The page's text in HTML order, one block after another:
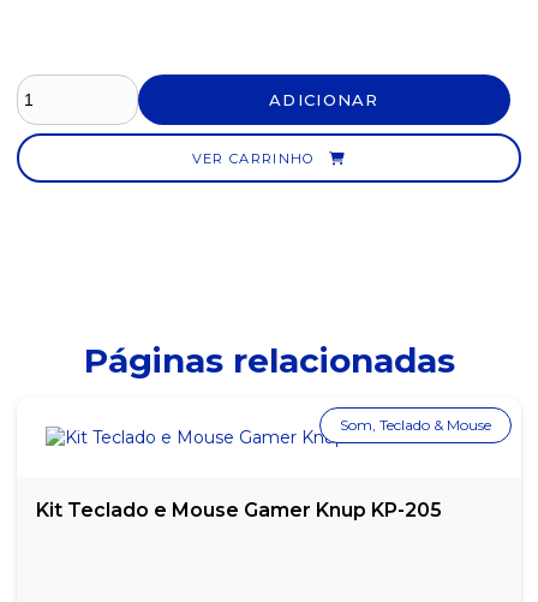
ADICIONAR
VER CARRINHO
Páginas relacionadas
Kit Teclado e Mouse Gamer Knup KP-205
Som, Teclado & Mouse